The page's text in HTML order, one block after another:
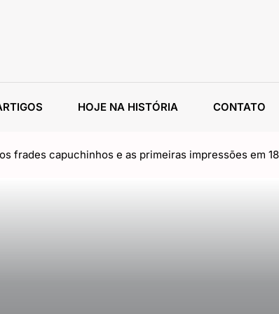
HOJE NA HISTÓRIA CONTATO
frades capuchinhos e as primeiras impressões em